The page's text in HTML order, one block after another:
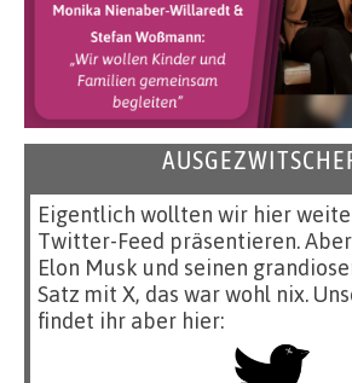
Eigentlich wollten wir hier
Twitter-Feed präsentieren.
Elon Musk und seinen
Satz mit X, das war wohl nix.
findet ihr aber hier: